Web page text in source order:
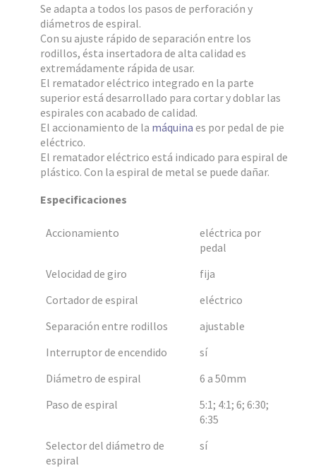
Se adapta a todos los pasos de perforación y
diámetros de espiral.
Con su ajuste rápido de separación entre los
rodillos, ésta insertadora de alta calidad es
extremádamente rápida de usar.
El rematador eléctrico integrado en la parte
superior está desarrollado para cortar y doblar las
espirales con acabado de calidad.
El accionamiento de la máquina es por pedal de pie
eléctrico.
El rematador eléctrico está indicado para espiral de
plástico. Con la espiral de metal se puede dañar.
Especificaciones
Accionamiento
eléctrica por
pedal
Velocidad de giro
fija
Cortador de espiral
eléctrico
Separación entre rodillos
ajustable
Interruptor de encendido
sí
Diámetro de espiral
6 a 50mm
Paso de espiral
5:1; 4:1; 6; 6:30;
6:35
Selector del diámetro de
espiral
sí